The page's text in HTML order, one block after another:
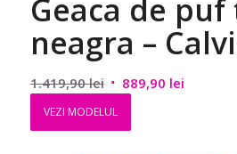
Geaca de
neagra –
1.419,90lei Prețul
889,90 leiPrețul
VEZI MODELUL